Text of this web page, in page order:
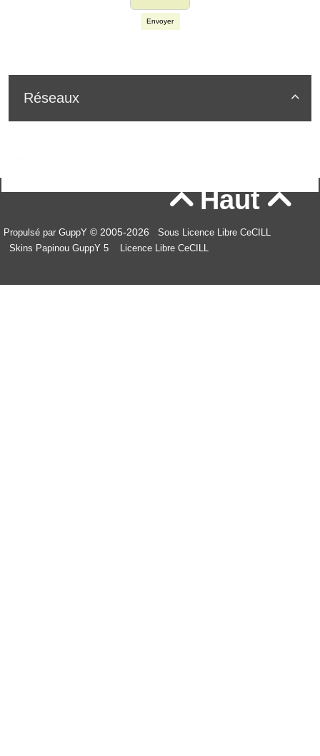
Envoyer

Réseaux
Haut
Propulsé par GuppY © 2005-2026
Sous Licence Libre CeCILL
Skins Papinou GuppY 5
Licence Libre CeCILL